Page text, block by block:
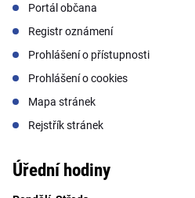
Portál občana
Registr oznámení
Prohlášení o přístupnosti
Prohlášení o cookies
Mapa stránek
Rejstřík stránek
Úřední hodiny